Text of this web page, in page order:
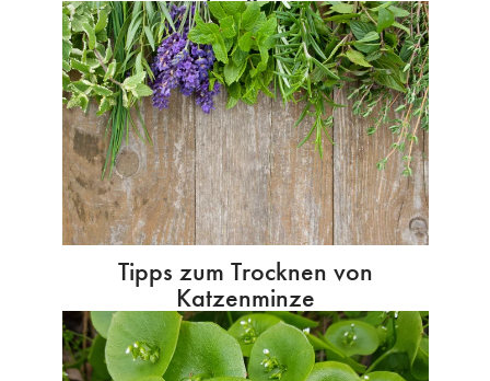
Tipps zum Trocknen von
Katzenminze